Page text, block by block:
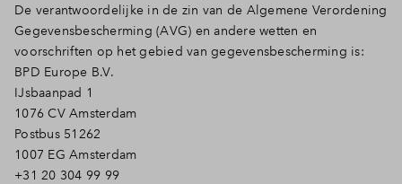
De verantwoordelijke in de zin van de Algemene Verordening
Gegevensbescherming (AVG) en andere wetten en
voorschriften op het gebied van gegevensbescherming is:
BPD Europe B.V.
IJsbaanpad 1
1076 CV Amsterdam
Postbus 51262
1007 EG Amsterdam
+31 20 304 99 99